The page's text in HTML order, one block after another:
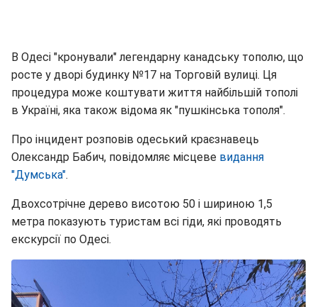
В Одесі "кронували" легендарну канадську тополю, що
росте у дворі будинку №17 на Торговій вулиці. Ця
процедура може коштувати життя найбільшій тополі
в Україні, яка також відома як "пушкінська тополя".
Про інцидент розповів одеський краєзнавець
Олександр Бабич, повідомляє місцеве видання
"Думська".
Двохсотрічне дерево висотою 50 і шириною 1,5
метра показують туристам всі гіди, які проводять
екскурсії по Одесі.